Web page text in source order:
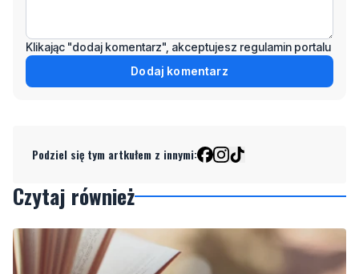
Klikając "dodaj komentarz", akceptujesz regulamin portalu
Dodaj komentarz
Podziel się tym artkułem z innymi:
Czytaj również